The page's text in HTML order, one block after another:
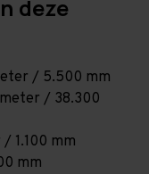
deze
/ 5.500 mm
/ 38.300
1.100 mm
mm